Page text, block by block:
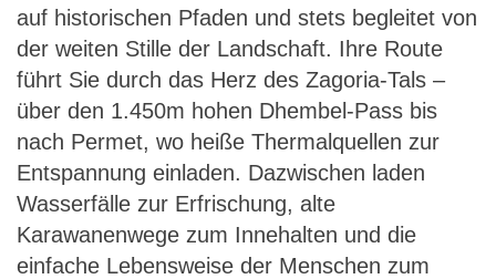
auf historischen Pfaden und stets begleitet von
der weiten Stille der Landschaft. Ihre Route
führt Sie durch das Herz des Zagoria-Tals –
über den 1.450m hohen Dhembel-Pass bis
nach Permet, wo heiße Thermalquellen zur
Entspannung einladen. Dazwischen laden
Wasserfälle zur Erfrischung, alte
Karawanenwege zum Innehalten und die
einfache Lebensweise der Menschen zum